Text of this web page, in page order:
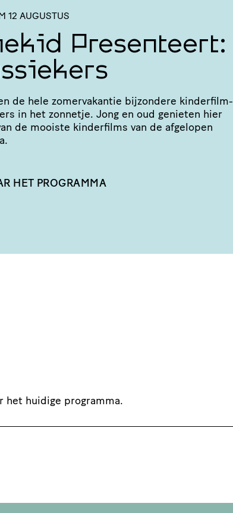
12 AUGUSTUS
Presenteert:
de hele zomer­va­kantie bijzondere kinder­film­
in het zonnetje. Jong en oud genieten hier
de mooiste kinderfilms van de afgelopen
HET PROGRAMMA
het huidige programma.